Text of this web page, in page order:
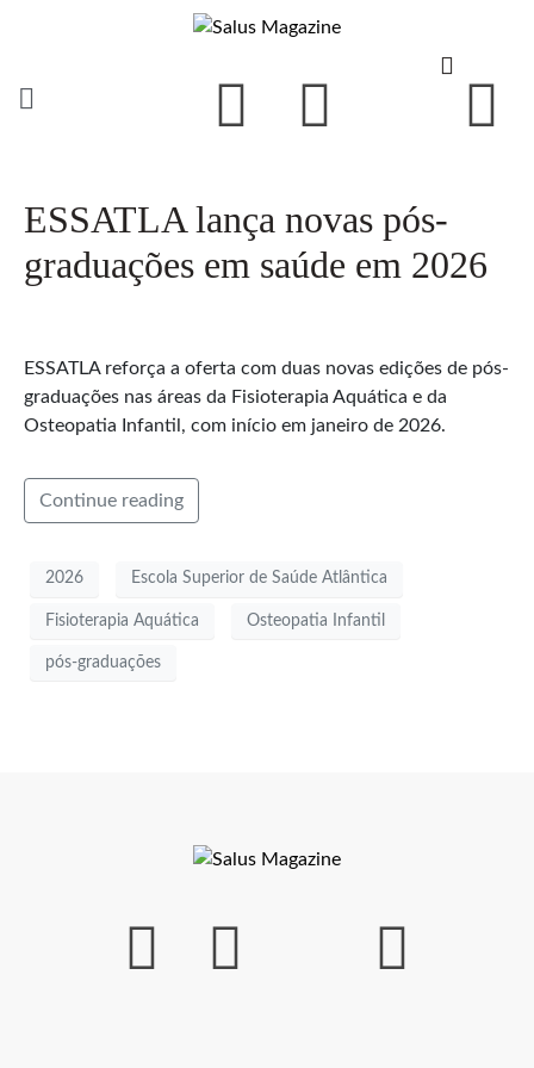
ESSATLA lança novas pós-
graduações em saúde em 2026
ESSATLA reforça a oferta com duas novas edições de pós-
graduações nas áreas da Fisioterapia Aquática e da
Osteopatia Infantil, com início em janeiro de 2026.
Continue reading
2026 Escola Superior de Saúde Atlântica
Fisioterapia Aquática Osteopatia Infantil
pós-graduações